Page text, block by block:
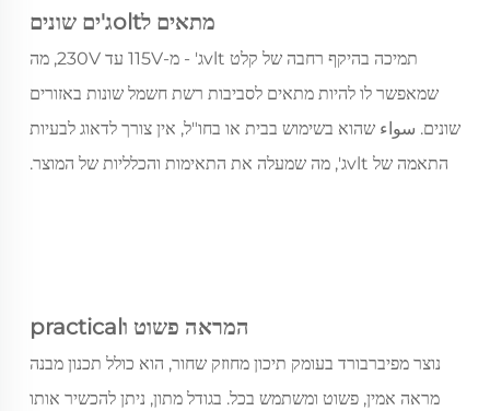
מתאים לoltג'ים שונים
תמיכה בהיקף רחבה של קלט vltג' - מ-115V עד 230V, מה
שמאפשר לו להיות מתאים לסביבות רשת חשמל שונות באזורים
שונים. سواء שהוא בשימוש בבית או בחו"ל, אין צורך לדאוג לבעיות
התאמה של vltג', מה שמעלה את התאימות והכלליות של המוצר.
המראה פשוט וpractical
נוצר מפיברבורד בעומק תיכון מחוזק שחור, הוא כולל תכנון מבנה
מראה אמין, פשוט ומשתמש בכל. בגודל מתון, ניתן להכשיר אותו